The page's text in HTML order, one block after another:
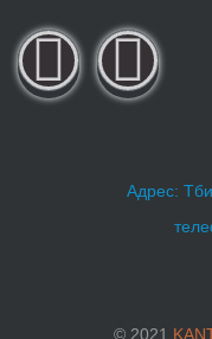
Адрес:
© 2021